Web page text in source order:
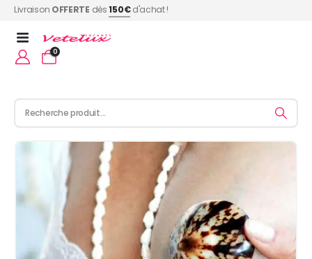
Livraison OFFERTE dès150€d'achat !
0